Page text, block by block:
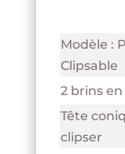
Modèle :
Clipsable
2 brins
Tête
clipser